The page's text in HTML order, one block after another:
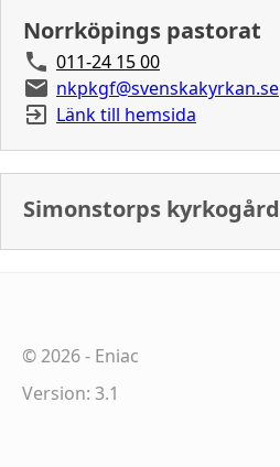
Norrköpings pastorat
011-24 15 00
nkpkgf@svenskakyrkan.se
Länk till hemsida
Simonstorps kyrkogård
©2026- Eniac
Version: 3.1